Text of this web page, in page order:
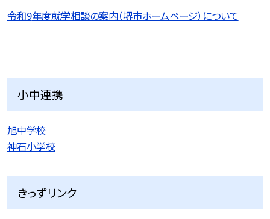
令和9年度就学相談の案内（堺市ホームページ）について
小中連携
旭中学校
神石小学校
きっずリンク